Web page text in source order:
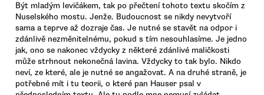
Být mladým levičákem, tak po přečtení tohoto textu skočím z
Nuselského mostu. Jenže. Budoucnost se nikdy nevytvoří
sama a teprve až dozraje čas. Je nutné se stavět na odpor i
zdánlivě nezměnitelnému, pokud s tím nesouhlasíme. Je jedno
jak, ono se nakonec vždycky z některé zdánlivé maličkosti
může strhnout nekonečná lavina. Vždycky to tak bylo. Nikdo
neví, ze které, ale je nutné se angažovat. A na druhé straně, je
potřebné mít i tu teorii, o které pan Hauser psal v